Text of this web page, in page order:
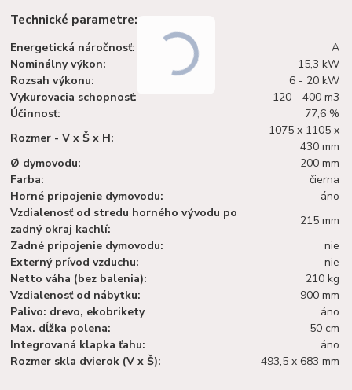
Technické parametre:
Energetická náročnosť:
A
Nominálny výkon:
15,3 kW
Rozsah výkonu:
6 - 20 kW
Vykurovacia schopnosť:
120 - 400 m3
Účinnosť:
77,6 %
Rozmer - V x Š x H:
1075 x 1105 x
430 mm
Ø dymovodu:
200 mm
Farba:
čierna
Horné pripojenie dymovodu:
áno
Vzdialenosť od stredu horného vývodu po
zadný okraj kachlí:
215 mm
Zadné pripojenie dymovodu:
nie
Externý prívod vzduchu:
nie
Netto váha (bez balenia):
210 kg
Vzdialenosť od nábytku:
900 mm
Palivo: drevo, ekobrikety
áno
Max. dĺžka polena:
50 cm
Integrovaná klapka ťahu:
áno
Rozmer skla dvierok (V x Š):
493,5 x 683 mm